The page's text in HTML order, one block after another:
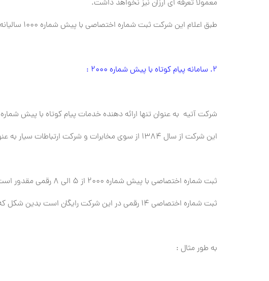
معمولا تعرفه ای ارزان نیز نخواهد داشت.
طبق اعلام این شرکت ثبت شماره اختصاصی با پیش شماره 1000 سالیانه است.
2. سامانه پیام کوتاه با پیش شماره 2000 :
شرکت آتیه به عنوان تنها ارائه دهنده خدمات پیام کوتاه با پیش شماره 2000 در ایران می باشد.
این شرکت از سال 1384 از سوی مخابرات و شرکت ارتباطات سیار به عنوان ارائه دهنده خدمات پیامک در ایران شناخته شده شد.
ثبت شماره اختصاصی با پیش شماره 2000 از 5 الی 8 رقمی مقدور است البته مشاهده شده است که شماره های 9 الی 12 رقمی نیز توسط این شرکت ثبت شده است
ثبت شماره اختصاصی 14 رقمی در این شرکت رایگان است بدین شکل که شماره موبایل خودتان را ه عنوان شماره اختصاصی لحاظ می کنند
به طور مثال :